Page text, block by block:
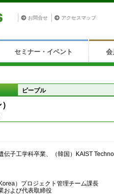
お問合せ アクセスマップ
セミナー・イベント 会
ピープル
伝子工学科卒業、（韓国）KAIST
）プロジェクト管理チーム課長
および代表取締役